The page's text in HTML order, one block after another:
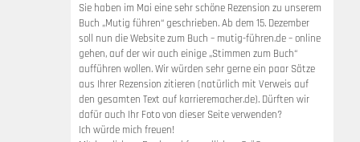
Sie haben im Mai eine sehr schöne Rezension zu unserem
Buch „Mutig führen“ geschrieben. Ab dem 15. Dezember
soll nun die Website zum Buch – mutig-führen.de – online
gehen, auf der wir auch einige „Stimmen zum Buch“
aufführen wollen. Wir würden sehr gerne ein paar Sätze
aus Ihrer Rezension zitieren (natürlich mit Verweis auf
den gesamten Text auf karrieremacher.de). Dürften wir
dafür auch Ihr Foto von dieser Seite verwenden?
Ich würde mich freuen!